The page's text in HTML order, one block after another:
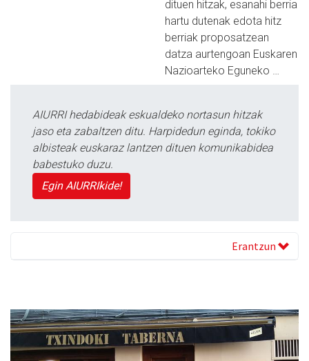
dituen hitzak, esanahi berria
hartu dutenak edota hitz
berriak proposatzean
datza aurtengoan Euskaren
Nazioarteko Eguneko …
AIURRI hedabideak eskualdeko nortasun hitzak
jaso eta zabaltzen ditu. Harpidedun eginda, tokiko
albisteak euskaraz lantzen dituen komunikabidea
babestuko duzu.
Egin AIURRIkide!
Erantzun